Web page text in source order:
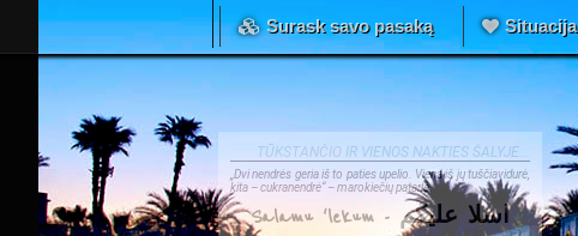
Surask savo pasaką Situacija
TŪKSTANČIO IR VIENOS NAKTIES ŠALYJE...
„Dvi nendrės geria iš to paties upelio. Viena iš jų tuščiavidurė,
kita – cukranendrė“ – marokiečių patarlė.
Salamu 'lekum - اسلا عليكم